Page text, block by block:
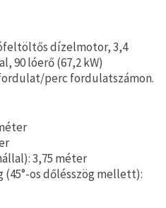
dízelmotor, 3,4
90 lóerő (67,2 kW)
perc fordulatszámon.
3,75 méter
(45°-os dőlésszög mellett):